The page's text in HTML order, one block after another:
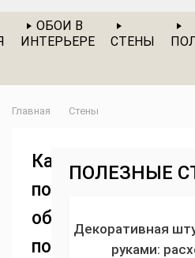
ОБОИ В
ИНТЕРЬЕРЕ
СТЕНЫ
Главная Стены
Как
покрасить
обои
под
ПОЛЕЗНЫЕ
Декоративная
руками: